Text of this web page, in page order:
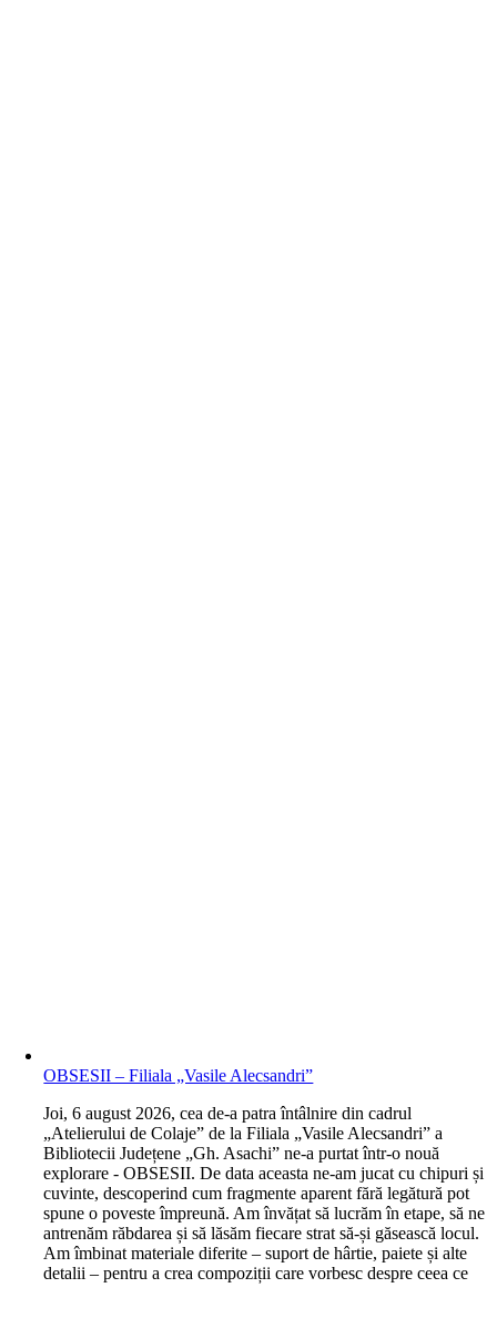
OBSESII – Filiala „Vasile Alecsandri”
Joi, 6 august 2026, cea de-a patra întâlnire din cadrul
„Atelierului de Colaje” de la Filiala „Vasile Alecsandri” a
Bibliotecii Județene „Gh. Asachi” ne-a purtat într-o nouă
explorare - OBSESII. De data aceasta ne-am jucat cu chipuri și
cuvinte, descoperind cum fragmente aparent fără legătură pot
spune o poveste împreună. Am învățat să lucrăm în etape, să ne
antrenăm răbdarea și să lăsăm fiecare strat să-și găsească locul.
Am îmbinat materiale diferite – suport de hârtie, paiete și alte
detalii – pentru a crea compoziții care vorbesc despre ceea ce